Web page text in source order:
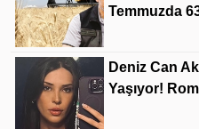
Temmuzda
Deniz Can
Yaşıyor!